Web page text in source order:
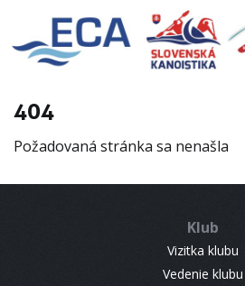
404
Požadovaná stránka sa nenašla
Klub
Vizitka klubu
Vedenie klubu
EURO 19
INFO
RESULTS
CONTACT